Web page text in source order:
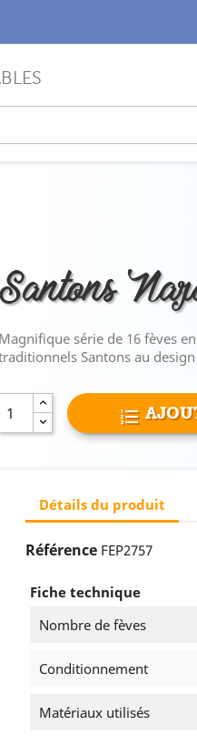
Santons
Magnifique série de 16 fèves
Santons au
Détails du produit
Référence FEP2757
Fiche technique
Nombre de fèves
Conditionnement
Matériaux utilisés